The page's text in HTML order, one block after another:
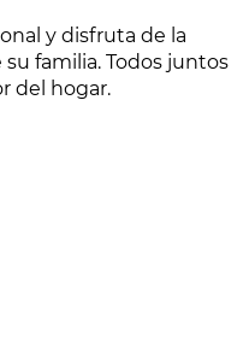
y disfruta de la
familia. Todos juntos
del hogar.